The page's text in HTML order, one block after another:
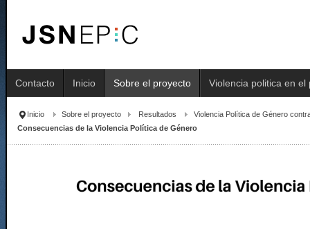
Contacto Inicio Sobre el proyecto Violencia politica en
Inicio Sobre el proyecto Resultados
Violencia Política de Género
Consecuencias de la Violencia Política de Género